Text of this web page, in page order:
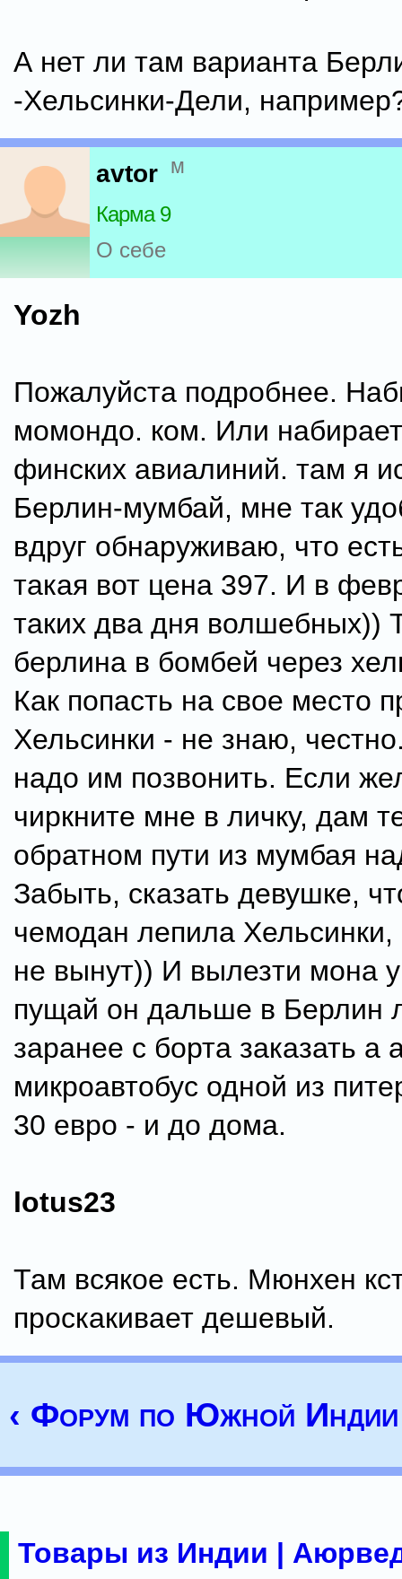
А нет ли там варианта
-Хельсинки-Дели,
avtor м
Карма 9
О себе
Yozh
Пожалуйста подробнее.
момондо. ком. Или
финских авиалиний. там я
Берлин-мумбай, мне так
вдруг обнаруживаю, что
такая вот цена 397. И в
таких два дня волшебных))
берлина в бомбей через
Как попасть на свое место
Хельсинки - не знаю,
надо им позвонить. Если
чиркните мне в личку, дам
обратном пути из мумбая
Забыть, сказать девушке,
чемодан лепила Хельсинки,
не вынут)) И вылезти мона
пущай он дальше в Берлин
заранее с борта заказать а
микроавтобус одной из
30 евро - и до дома.
lotus23
Там всякое есть. Мюнхен
проскакивает дешевый.
‹ Форум по Южной
Товары из Индии |